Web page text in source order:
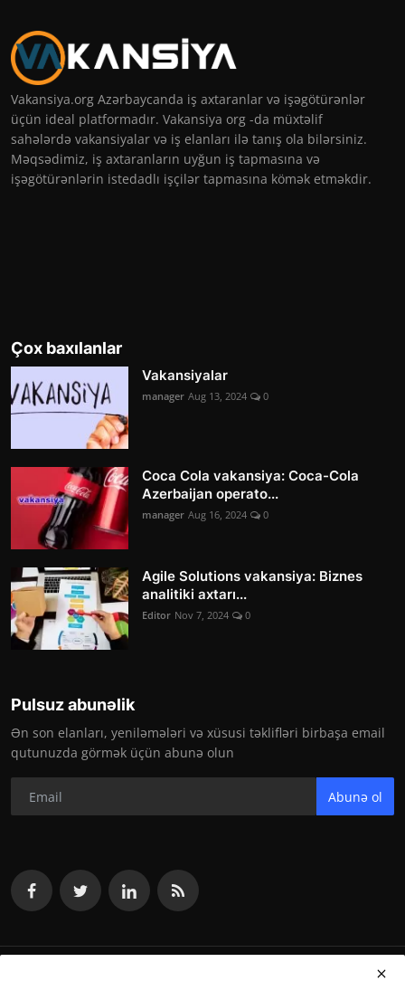
Vakansiya.org Azərbaycanda iş axtaranlar və işəgötürənlər
üçün ideal platformadır. Vakansiya org -da müxtəlif
sahələrdə vakansiyalar və iş elanları ilə tanış ola bilərsiniz.
Məqsədimiz, iş axtaranların uyğun iş tapmasına və
işəgötürənlərin istedadlı işçilər tapmasına kömək etməkdir.
Çox baxılanlar
Vakansiyalar
manager Aug 13, 2024 0
Coca Cola vakansiya: Coca-Cola
Azerbaijan operato...
manager Aug 16, 2024 0
Agile Solutions vakansiya: Biznes
analitiki axtarı...
Editor Nov 7, 2024 0
Pulsuz abunəlik
Ən son elanları, yeniləmələri və xüsusi təklifləri birbaşa email
qutunuzda görmək üçün abunə olun
Abunə ol